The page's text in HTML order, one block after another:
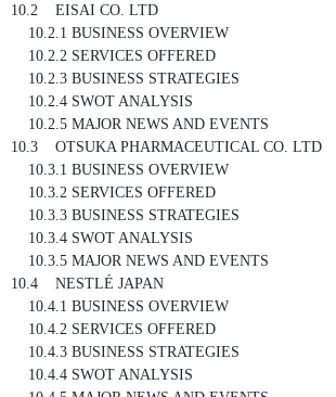
10.2 EISAI CO. LTD
10.2.1 BUSINESS OVERVIEW
10.2.2 SERVICES OFFERED
10.2.3 BUSINESS STRATEGIES
10.2.4 SWOT ANALYSIS
10.2.5 MAJOR NEWS AND EVENTS
10.3 OTSUKA PHARMACEUTICAL CO. LTD
10.3.1 BUSINESS OVERVIEW
10.3.2 SERVICES OFFERED
10.3.3 BUSINESS STRATEGIES
10.3.4 SWOT ANALYSIS
10.3.5 MAJOR NEWS AND EVENTS
10.4 NESTLÉ JAPAN
10.4.1 BUSINESS OVERVIEW
10.4.2 SERVICES OFFERED
10.4.3 BUSINESS STRATEGIES
10.4.4 SWOT ANALYSIS